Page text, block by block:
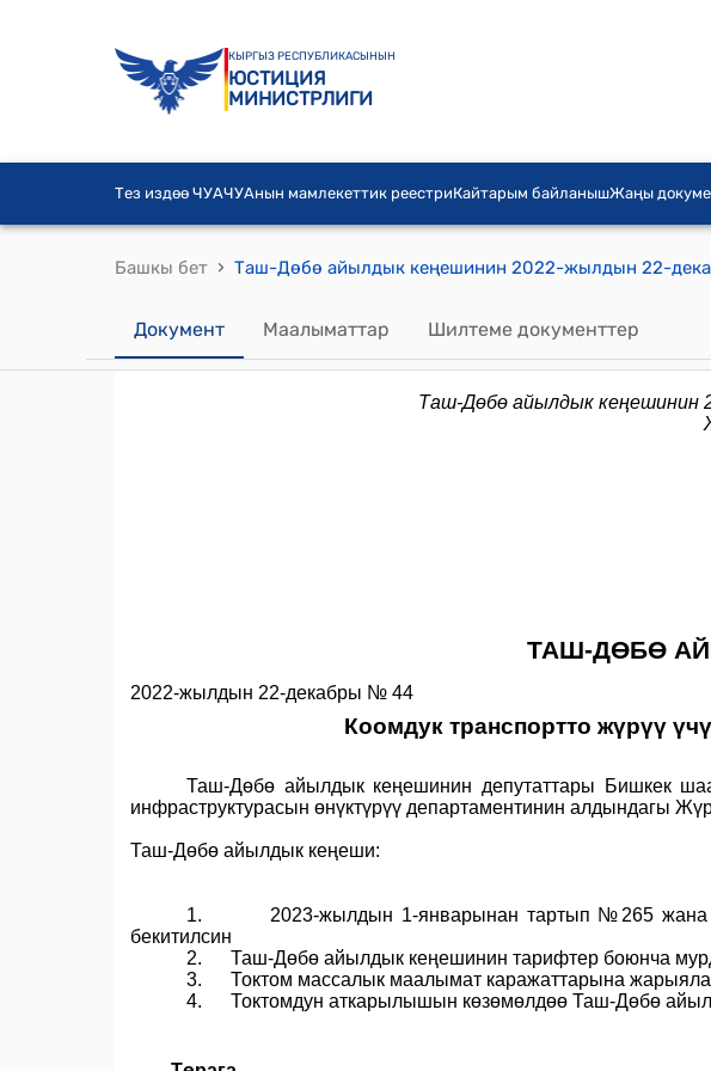
КЫРГЫЗ РЕСПУБЛИКАСЫНЫН
ЮСТИЦИЯ
МИНИСТРЛИГИ
Тез издөө ЧУАЧУАнын мамлекеттик реестриКайтарым байланышЖаңы
Башкы бет ›
Документ Маалыматтар Шилтеме документтер